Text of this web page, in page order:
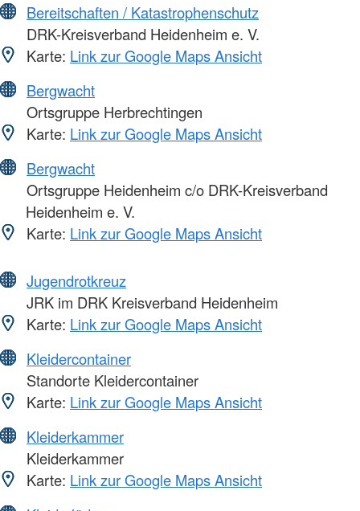
Bereitschaften / Katastrophenschutz
DRK-Kreisverband Heidenheim e. V.
Karte: Link zur Google Maps Ansicht
Bergwacht
Ortsgruppe Herbrechtingen
Karte: Link zur Google Maps Ansicht
Bergwacht
Ortsgruppe Heidenheim c/o DRK-Kreisverband
Heidenheim e. V.
Karte: Link zur Google Maps Ansicht
Jugendrotkreuz
JRK im DRK Kreisverband Heidenheim
Karte: Link zur Google Maps Ansicht
Kleidercontainer
Standorte Kleidercontainer
Karte: Link zur Google Maps Ansicht
Kleiderkammer
Kleiderkammer
Karte: Link zur Google Maps Ansicht